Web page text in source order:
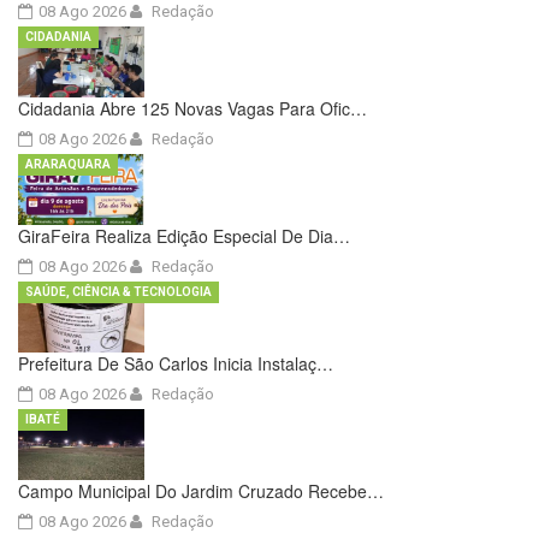
08 Ago 2026 Redação
Cidadania Abre 125 Novas Vagas Para Ofic…
08 Ago 2026
CIDADANIA
Redação
GiraFeira Realiza Edição Especial De Dia…
08 Ago 2026
ARARAQUARA
Redação
Prefeitura De São Carlos Inicia Instalaç…
08 Ago 2026
SAÚDE, CIÊNCIA & TECNOLOGIA
Redação
Campo Municipal Do Jardim Cruzado Recebe…
08 Ago 2026
IBATÉ
Redação